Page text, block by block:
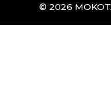
© 2026